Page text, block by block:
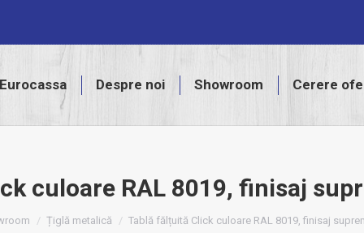
Eurocassa Despre noi Showroom Cerere
culoare RAL 8019, finisaj
Țiglă metalică Tablă fălțuită Click culoare RAL 8019, finisaj
Despre noi Showroom Cerere ofertă